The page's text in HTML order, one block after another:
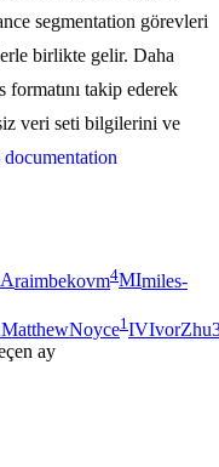
segmentation görevleri
birlikte gelir. Daha
takip ederek
veri seti bilgilerini ve
raimbekovm4MImiles-
MatthewNoyce1 IV
ay